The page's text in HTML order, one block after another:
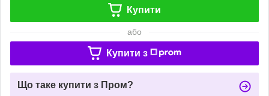
Купити
або
Купити з
Що таке купити з Пром?